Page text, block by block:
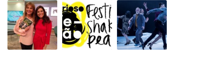
Voltar
Terra
no
Faz
Glorioso
Verão
Festival
de